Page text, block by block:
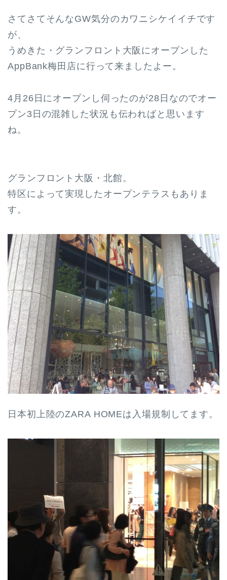
さてさてそんなGW気分のカワニシケイイチです
が、
うめきた・グランフロント大阪にオープンした
AppBank梅田店に行って来ましたよー。
4月26日にオープンし伺ったのが28日なのでオー
プン3日の混雑した状況も伝わればと思います
ね。
グランフロント大阪・北館。
特区によって実現したオープンテラスもありま
す。
日本初上陸のZARA HOMEは入場規制してます。